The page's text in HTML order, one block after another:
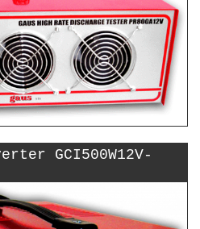
GCI500W12V-